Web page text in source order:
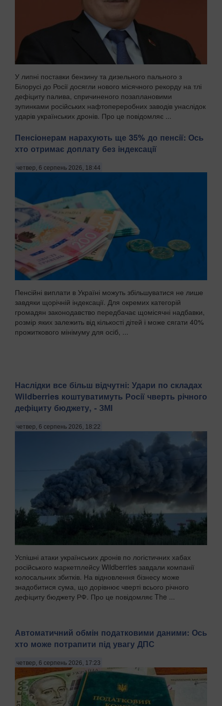
У липні поставки бензину та дизельного пального з
Білорусі до Росії досягли нового місячного рекорду на тлі
дефіциту палива, спричиненого позаплановими
зупинками російських нафтопереробних заводів унаслідок
ударів українських дронів. Про це повідомляє ...
Пенсіонерам нарахують ще 35% до пенсії: Ось
хто отримає доплату без індексації
четвер, 6 серпень 2026, 18:44
Пенсійні виплати в Україні можуть збільшуватися не лише
завдяки щорічній індексації. Для окремих категорій
громадян законодавство передбачає щомісячні надбавки,
розмір яких залежить від кількості дітей і може сягати 40%
прожиткового мінімуму для осіб, ...
Наслідки все більш відчутні: Удари по складах
Wildberries коштуватимуть Росії чверть річного
дефіциту бюджету, - ЗМІ
четвер, 6 серпень 2026, 18:22
Успішні атаки українських дронів по логістичних хабах
російського маркетплейсу Wildberries завдали компанії
колосальних збитків. На відновлення бізнесу може
знадобитися сума, що дорівнює чверті всього річного
дефіциту бюджету РФ. Про це повідомляє The ...
Автоматичний обмін податковими даними: Ось
хто може потрапити під увагу ДПС
четвер, 6 серпень 2026, 17:23